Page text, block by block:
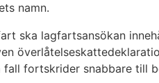
namn.
ska lagfartsansökan
fortskrider snabbare till